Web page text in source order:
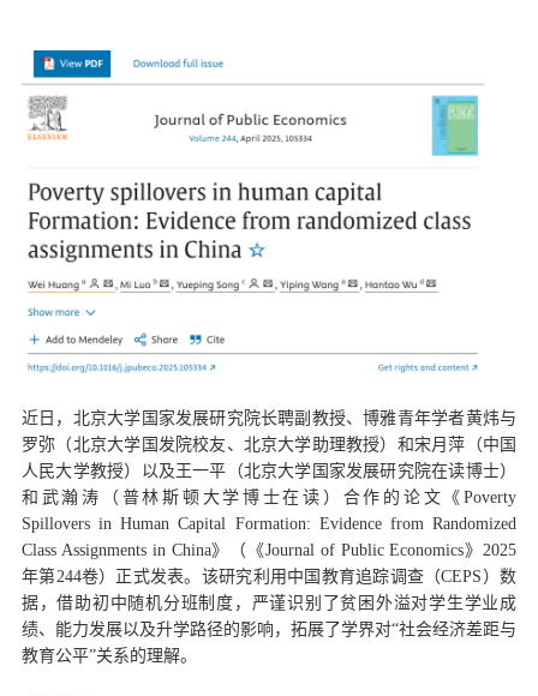
近日，北京大学国家发展研究院长聘副教授、博雅青年学者黄炜与
罗弥（北京大学国发院校友、北京大学助理教授）和宋月萍（中国
人民大学教授）以及王一平（北京大学国家发展研究院在读博士）
和武瀚涛（普林斯顿大学博士在读）合作的论文《 Poverty
Spillovers in Human Capital Formation: Evidence from Randomized
Class Assignments in China》（《Journal of Public Economics》 2025
年第244卷）正式发表。该研究利用中国教育追踪调查（CEPS ）数
据，借助初中随机分班制度，严谨识别 了贫困外溢对学生学业成
绩、能力发展以及升学路径的影响，拓展了学界对“社会经济差距与
教育公平”关系的理解。